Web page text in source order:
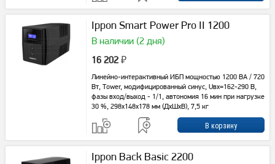
Ippon Smart Power Pro II 1200
В наличии (2 дня)
16 202 ₽
Линейно-интерактивный ИБП мощностью 1200 ВА / 720
Вт, Tower, модифицированный синус, Uвх=162-290 В,
фазы вход/выход - 1/1, автономия 16 мин при нагрузке
30 %, 298х148х178 мм (ДхШхВ), 7,5 кг
Ippon Back Basic 2200